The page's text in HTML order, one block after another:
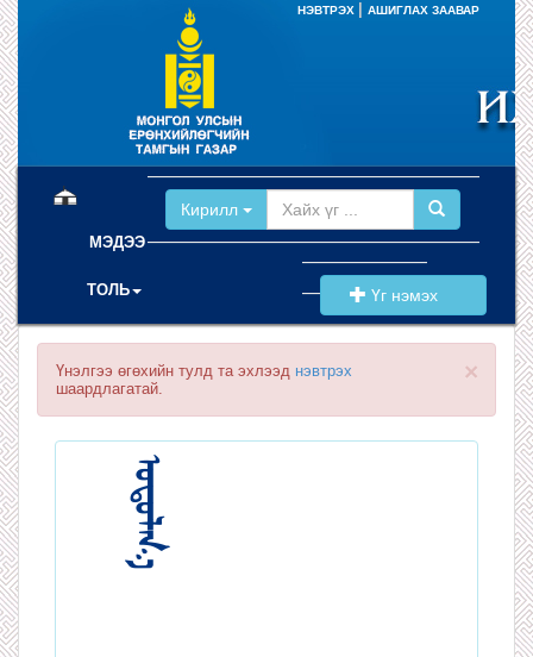
НЭВТРЭХ АШИГЛАХ ЗААВАР
МЭДЭЭ
ТОЛЬ
Кирилл
Үг нэмэх
×
Үнэлгээ өгөхийн тулд та эхлээд нэвтрэх
шаардлагатай.